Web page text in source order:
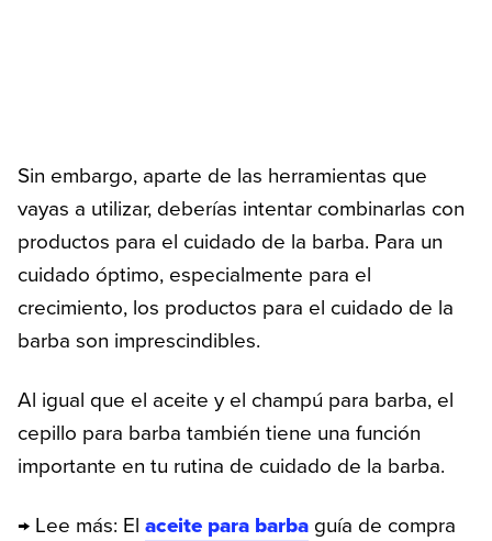
Sin embargo, aparte de las herramientas que
vayas a utilizar, deberías intentar combinarlas con
productos para el cuidado de la barba. Para un
cuidado óptimo, especialmente para el
crecimiento, los productos para el cuidado de la
barba son imprescindibles.
Al igual que el aceite y el champú para barba, el
cepillo para barba también tiene una función
importante en tu rutina de cuidado de la barba.
→ Lee más: El aceite para barba guía de compra